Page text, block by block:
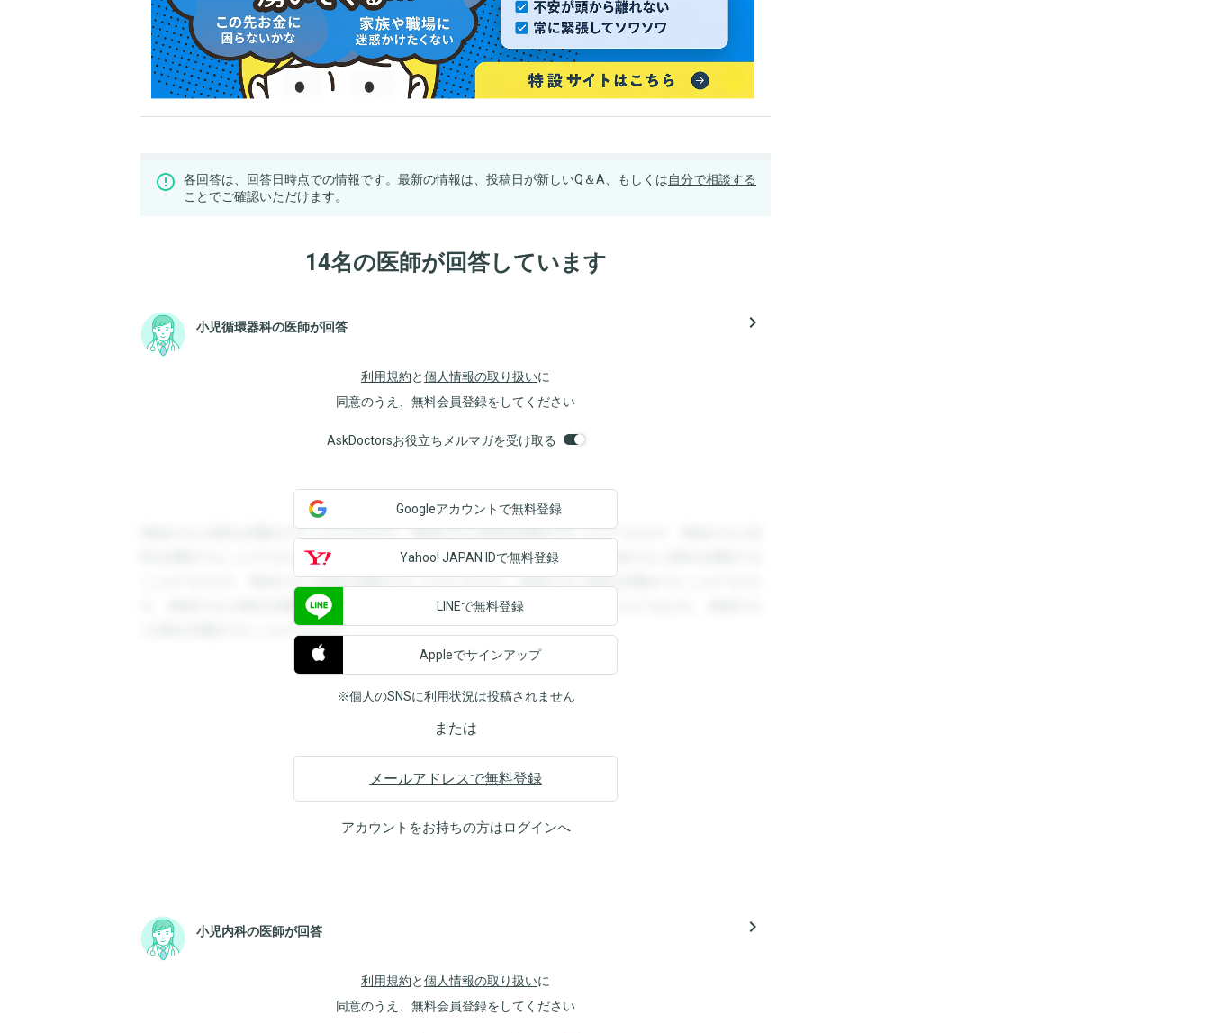
各回答は、回答日時点での情報です。最新の情報は、投稿日が新しいQ＆A、もしくは自分で相談する
ことでご確認いただけます。
14名の医師が回答しています
小児循環器科の医師が回答 navigate_next
利用規約と個人情報の取り扱いに
同意のうえ、無料会員登録をしてください
AskDoctorsお役立ちメルマガを受け取る
登録すると回答を閲覧することができます。登録すると回答を閲覧することができます。登録すると回
答を閲覧することができます。登録すると回答を閲覧することができます。登録すると回答を閲覧する
ことができます。登録すると回答を閲覧することができます。登録すると回答を閲覧することができま
す。登録すると回答を閲覧することができます。登録すると回答を閲覧することができます。登録する
と回答を閲覧することができます。
Googleアカウントで無料登録
Yahoo! JAPAN IDで無料登録
LINEで無料登録
Appleでサインアップ
※個人のSNSに利用状況は投稿されません
または
メールアドレスで無料登録
アカウントをお持ちの方はログインへ
小児内科の医師が回答 navigate_next
利用規約と個人情報の取り扱いに
同意のうえ、無料会員登録をしてください